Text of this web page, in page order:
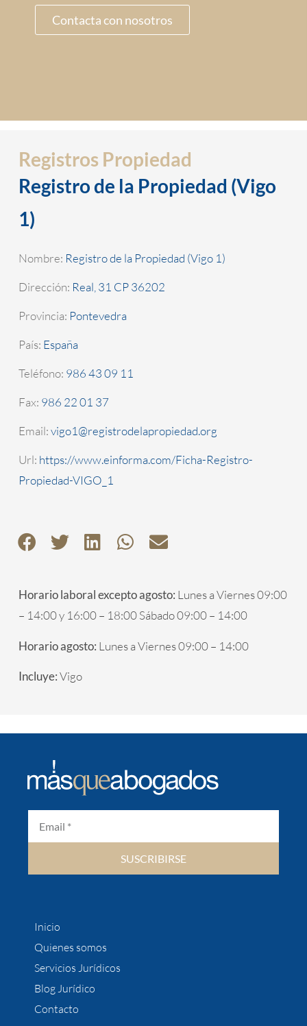
Contacta con nosotros
Registros Propiedad
Registro de la Propiedad (Vigo
1)
Nombre: Registro de la Propiedad (Vigo 1)
Dirección: Real, 31 CP 36202
Provincia: Pontevedra
País: España
Teléfono: 986 43 09 11
Fax: 986 22 01 37
Email:vigo1@registrodelapropiedad.org
Url: https://www.einforma.com/Ficha-Registro-
Propiedad-VIGO_1
Horario laboral excepto agosto: Lunes a Viernes 09:00
– 14:00 y 16:00 – 18:00 Sábado 09:00 – 14:00
Horario agosto: Lunes a Viernes 09:00 – 14:00
Incluye:Vigo
SUSCRIBIRSE
Inicio
Quienes somos
Servicios Jurídicos
Blog Jurídico
Contacto